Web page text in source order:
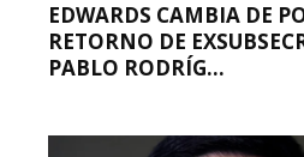
EDWARDS CAMBIA DE
RETORNO DE
PABLO RODRÍG...